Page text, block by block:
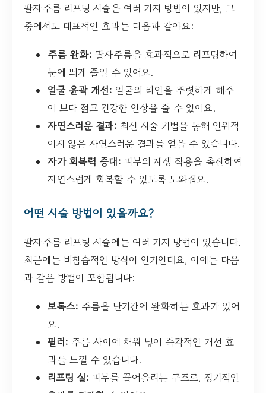
팔자주름 리프팅 시술은 여러 가지 방법이 있지만, 그
중에서도 대표적인 효과는 다음과 같아요:
주름 완화: 팔자주름을 효과적으로 리프팅하여
눈에 띄게 줄일 수 있어요.
얼굴 윤곽 개선: 얼굴의 라인을 뚜렷하게 해주
어 보다 젊고 건강한 인상을 줄 수 있어요.
자연스러운 결과: 최신 시술 기법을 통해 인위적
이지 않은 자연스러운 결과를 얻을 수 있습니다.
자가 회복력 증대: 피부의 재생 작용을 촉진하여
자연스럽게 회복할 수 있도록 도와줘요.
어떤 시술 방법이 있을까요?
팔자주름 리프팅 시술에는 여러 가지 방법이 있습니다.
최근에는 비침습적인 방식이 인기인데요, 이에는 다음
과 같은 방법이 포함됩니다:
보톡스: 주름을 단기간에 완화하는 효과가 있어
요.
필러: 주름 사이에 채워 넣어 즉각적인 개선 효
과를 느낄 수 있습니다.
리프팅 실: 피부를 끌어올리는 구조로, 장기적인